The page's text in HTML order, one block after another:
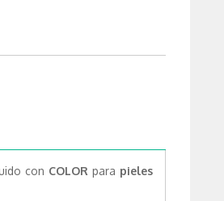
con COLOR para pieles